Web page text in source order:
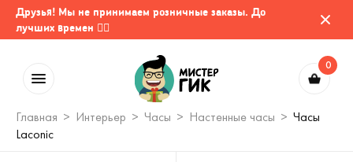
Друзья! Мы не принимаем розничные заказы. До
лучших времен 🤷‍♂️
0
Главная Интерьер Часы Настенные часы
Часы
Laconic